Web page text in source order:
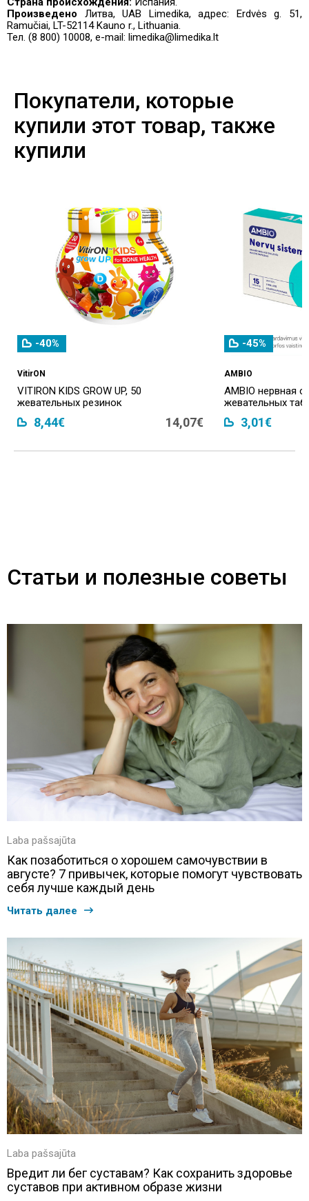
Произведено Литва, UAB Limedika, адрес: Erdvės g. 51,
Ramučiai, LT-52114 Kauno r., Lithuania.
Тел. (8 800) 10008, e-mail: limedika@limedika.lt
Покупатели, которые
купили этот товар, также
купили
-40%
VitirON
VITIRON KIDS GROW UP, 50
жевательных резинок
8,44€ 14,07€
-45%
AMBIO
AMBIO нервная
жевательных
3,01€
Статьи и полезные советы
Laba pašsajūta
Как позаботиться о хорошем самочувствии в
августе? 7 привычек, которые помогут чувствовать
себя лучше каждый день
Читать далее
Laba pašsajūta
Вредит ли бег суставам? Как сохранить здоровье
суставов при активном образе жизни